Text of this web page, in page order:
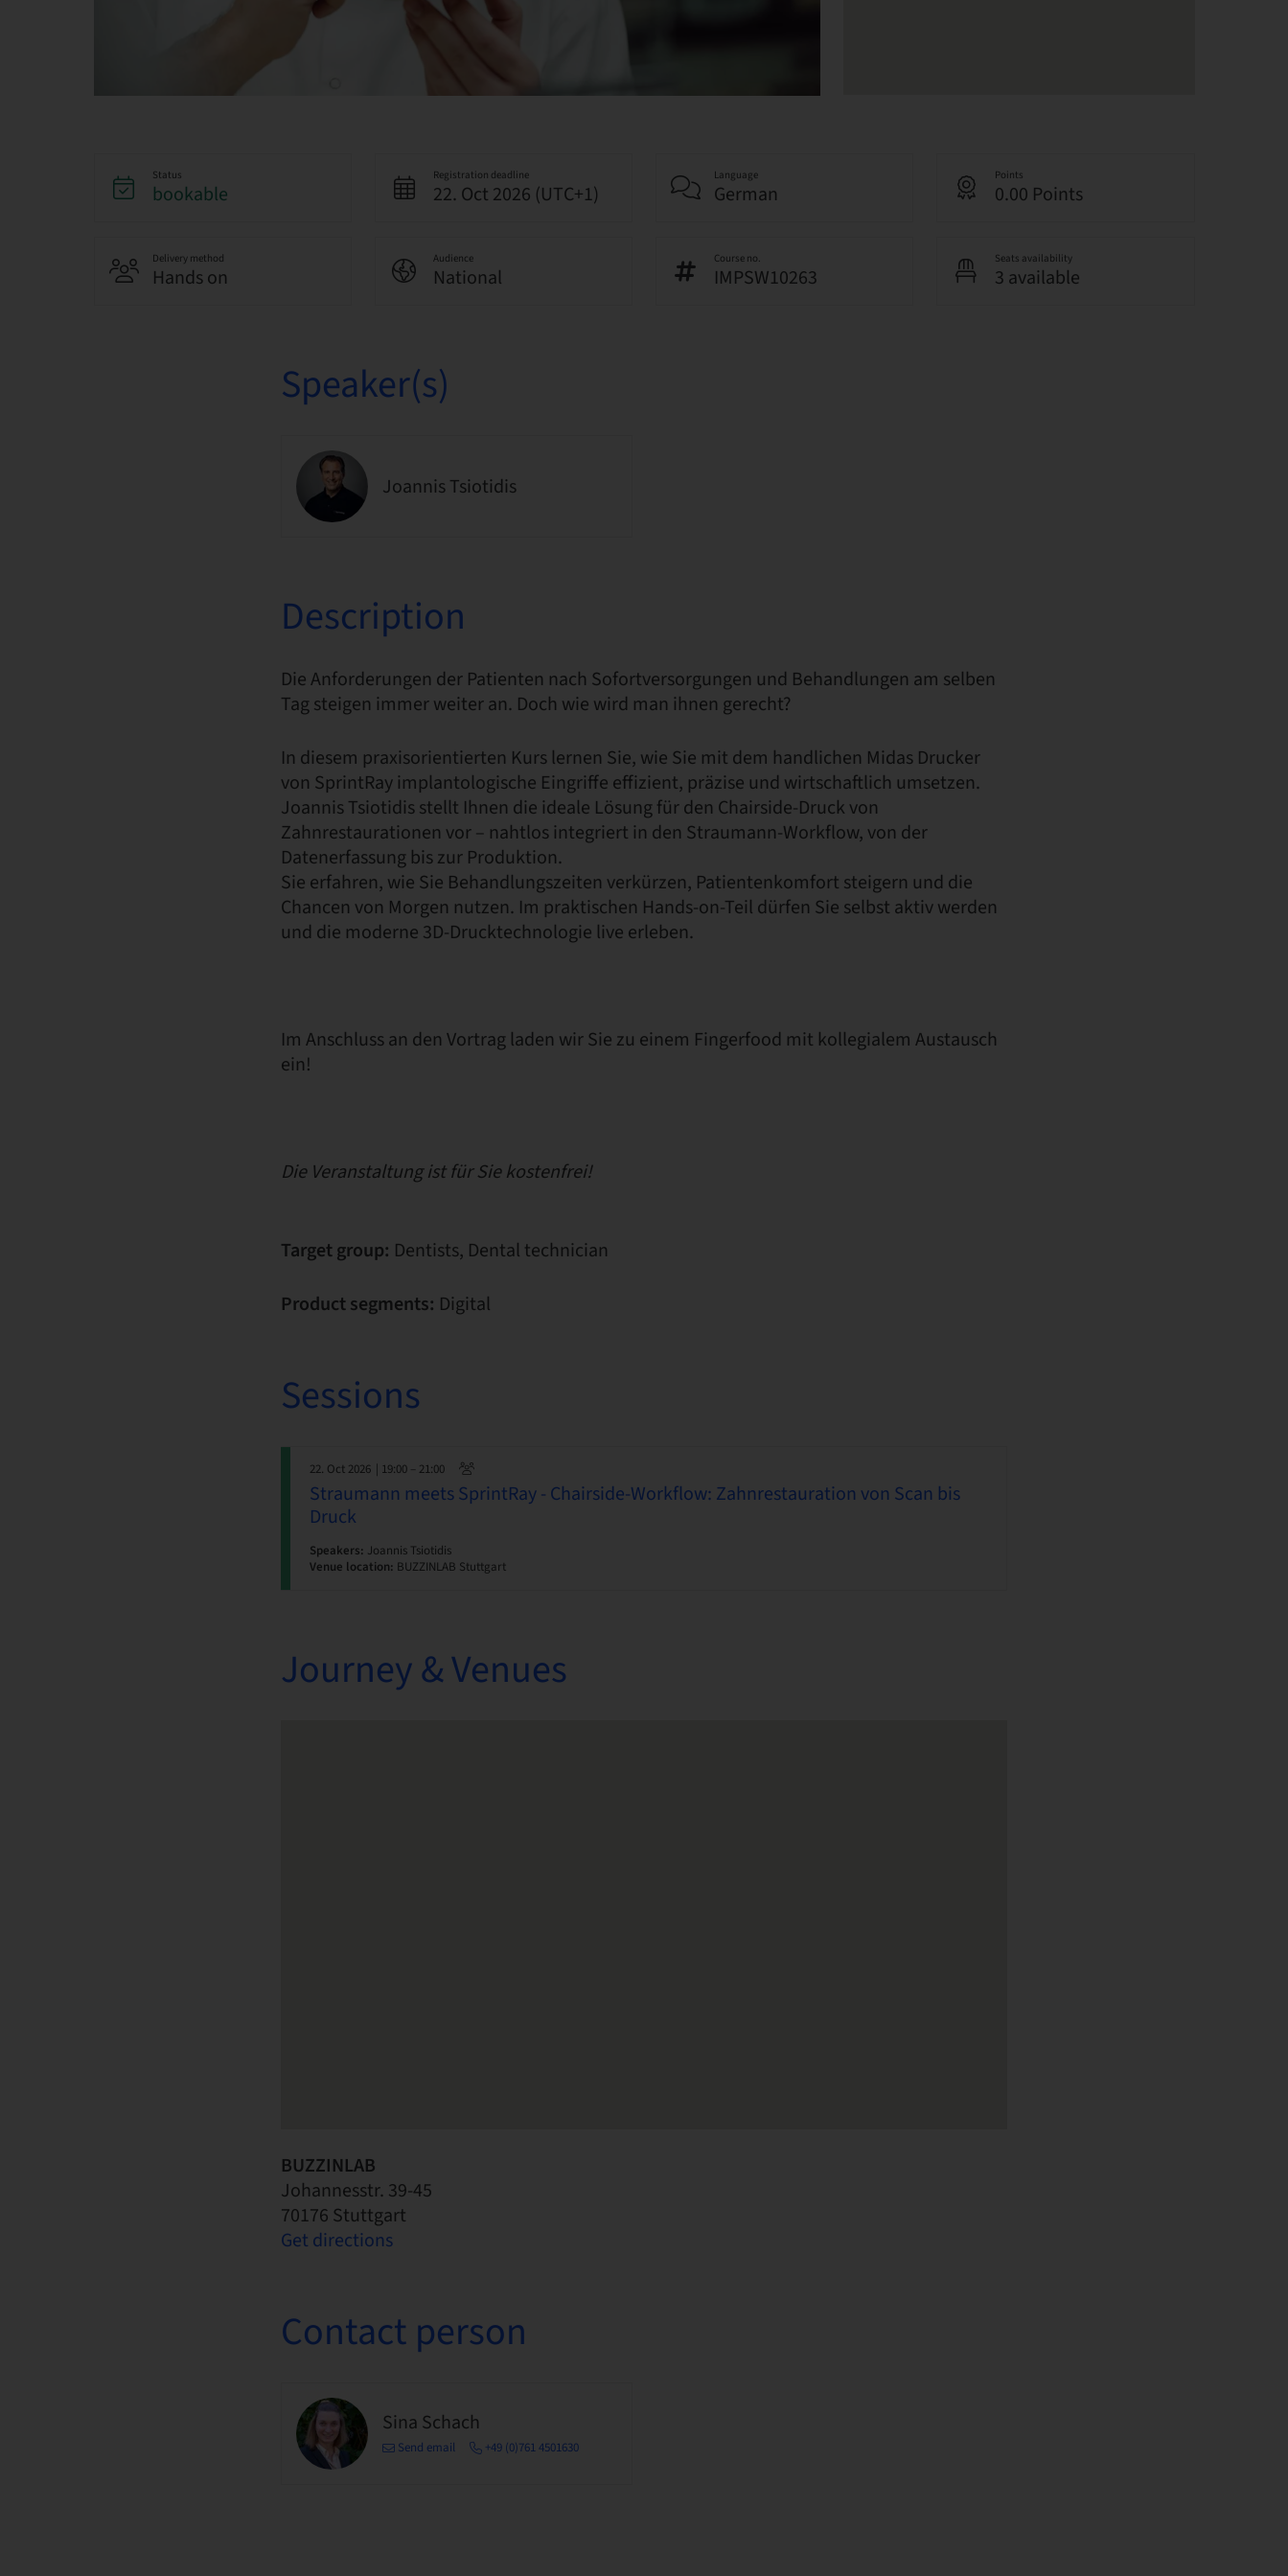
Status
bookable
Registration deadline
22. Oct 2026 (UTC+1)
Language
German
Points
0.00 Points
Delivery method
Hands on
Audience
National
Course no.
IMPSW10263
Seats availability
3 available
Speaker(s)
Joannis Tsiotidis
Description
Die Anforderungen der Patienten nach Sofortversorgungen und Behandlungen am selben
Tag steigen immer weiter an. Doch wie wird man ihnen gerecht?
In diesem praxisorientierten Kurs lernen Sie, wie Sie mit dem handlichen Midas Drucker
von SprintRay implantologische Eingriffe effizient, präzise und wirtschaftlich umsetzen.
Joannis Tsiotidis stellt Ihnen die ideale Lösung für den Chairside-Druck von
Zahnrestaurationen vor – nahtlos integriert in den Straumann-Workflow, von der
Datenerfassung bis zur Produktion.
Sie erfahren, wie Sie Behandlungszeiten verkürzen, Patientenkomfort steigern und die
Chancen von Morgen nutzen. Im praktischen Hands-on-Teil dürfen Sie selbst aktiv werden
und die moderne 3D-Drucktechnologie live erleben.
Im Anschluss an den Vortrag laden wir Sie zu einem Fingerfood mit kollegialem Austausch
ein!
Die Veranstaltung ist für Sie kostenfrei!
Target group: Dentists, Dental technician
Product segments: Digital
Sessions
22. Oct 2026 | 19:00 – 21:00
Straumann meets SprintRay - Chairside-Workflow: Zahnrestauration von Scan bis
Druck
Speakers: Joannis Tsiotidis
Venue location: BUZZINLAB Stuttgart
Journey & Venues
BUZZINLAB
Johannesstr. 39-45
70176 Stuttgart
Get directions
Contact person
Sina Schach
Send email +49 (0)761 4501630